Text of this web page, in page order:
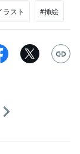
スト #挿絵